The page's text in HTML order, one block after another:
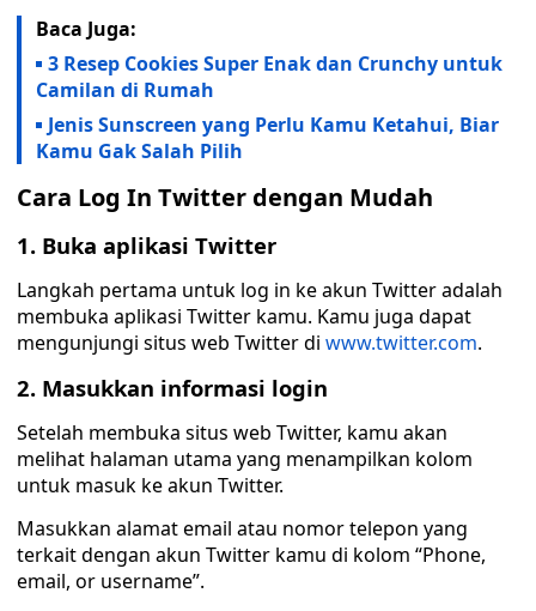
Baca Juga:
3 Resep Cookies Super Enak dan Crunchy untuk
Camilan di Rumah
Jenis Sunscreen yang Perlu Kamu Ketahui, Biar
Kamu Gak Salah Pilih
Cara Log In Twitter dengan Mudah
1. Buka aplikasi Twitter
Langkah pertama untuk log in ke akun Twitter adalah
membuka aplikasi Twitter kamu. Kamu juga dapat
mengunjungi situs web Twitter di www.twitter.com.
2. Masukkan informasi login
Setelah membuka situs web Twitter, kamu akan
melihat halaman utama yang menampilkan kolom
untuk masuk ke akun Twitter.
Masukkan alamat email atau nomor telepon yang
terkait dengan akun Twitter kamu di kolom “Phone,
email, or username”.